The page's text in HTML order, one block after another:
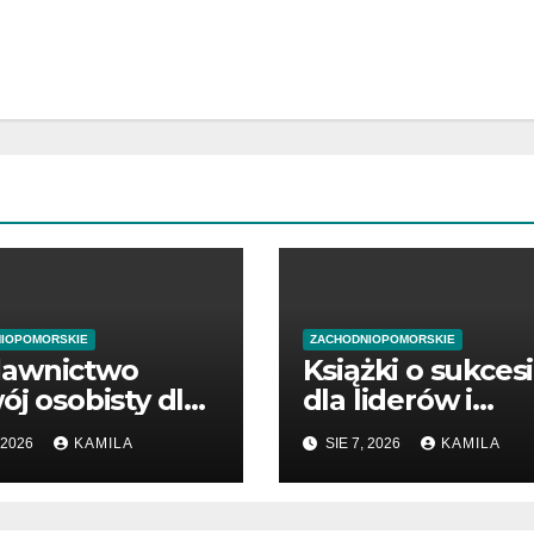
osobisty dla
KAMILA
ZACHODNIOPOMORSKIE
Książki o
dla liderów i
przedsiębiorców
SIE 7, 2026 KAMILA